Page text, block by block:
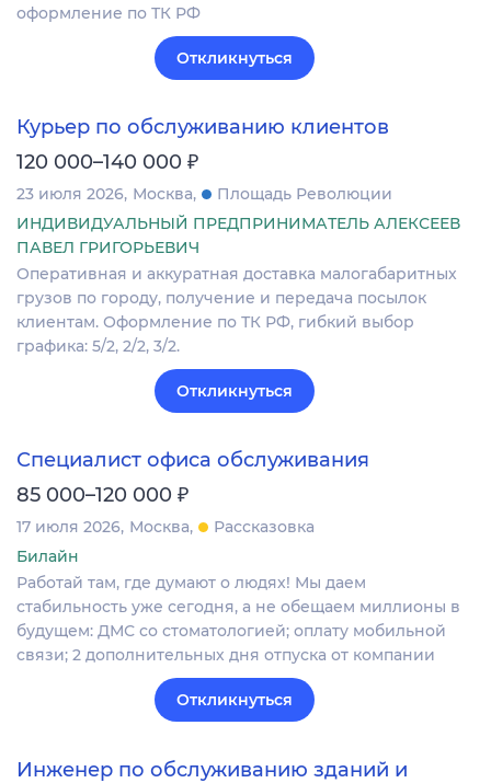
оформление по ТК РФ
Откликнуться
Курьер по обслуживанию клиентов
120 000–140 000 ₽
23 июля 2026 Москва
Площадь Революции
ИНДИВИДУАЛЬНЫЙ ПРЕДПРИНИМАТЕЛЬ АЛЕКСЕЕВ
ПАВЕЛ ГРИГОРЬЕВИЧ
Оперативная и аккуратная доставка малогабаритных
грузов по городу, получение и передача посылок
клиентам. Оформление по ТК РФ, гибкий выбор
графика: 5/2, 2/2, 3/2.
Откликнуться
Специалист офиса обслуживания
85 000–120 000 ₽
17 июля 2026 Москва
Рассказовка
Билайн
Работай там, где думают о людях! Мы даем
стабильность уже сегодня, а не обещаем миллионы в
будущем: ДМС со стоматологией; оплату мобильной
связи; 2 дополнительных дня отпуска от компании​
Откликнуться
Инженер по обслуживанию зданий и